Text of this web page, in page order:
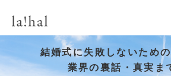
結婚式に失敗しないため
業界の裏話・真実ま